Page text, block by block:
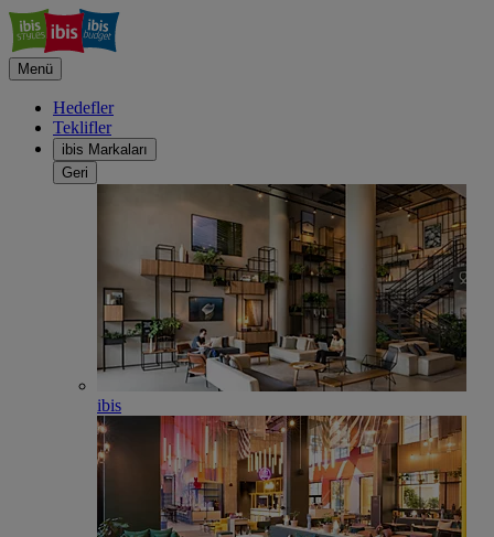
Menü
Hedefler
Teklifler
ibis Markaları
Geri
ibis